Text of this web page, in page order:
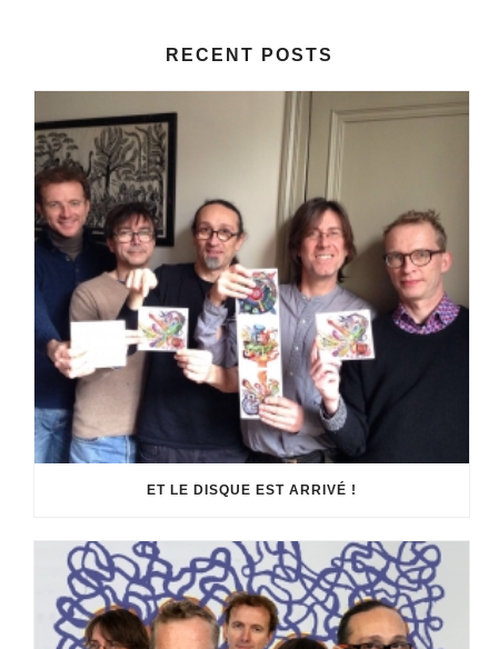
RECENT POSTS
ET LE DISQUE EST ARRIVÉ !